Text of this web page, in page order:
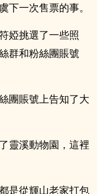
下一次售票的事。
婭挑選了一些照
群和粉絲團賬號
團賬號上告知了大
靈溪動物園，這裡
是從輝山老家打包